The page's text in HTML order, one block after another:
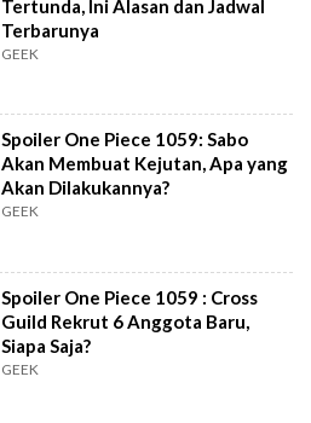
Tertunda, Ini Alasan dan Jadwal
Terbarunya
GEEK
Spoiler One Piece 1059: Sabo
Akan Membuat Kejutan, Apa yang
Akan Dilakukannya?
GEEK
Spoiler One Piece 1059 : Cross
Guild Rekrut 6 Anggota Baru,
Siapa Saja?
GEEK